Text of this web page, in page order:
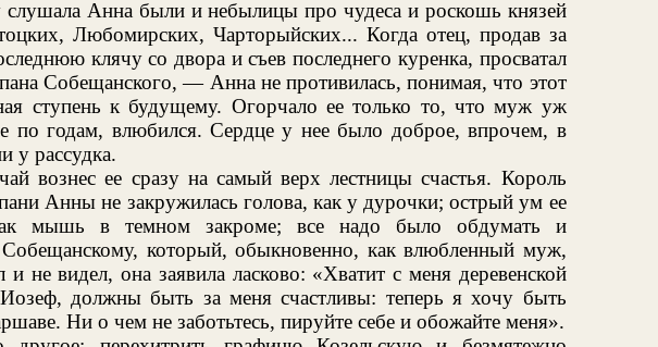
слушала Анна были и небылицы про чудеса и роскошь князей
Любомирских, Чарторыйских... Когда отец, продав за
клячу со двора и съев последнего куренка, просватал
Собещанского, — Анна не противилась, понимая, что этот
ступень к будущему. Огорчало ее только то, что муж уж
по годам, влюбился. Сердце у нее было доброе, впрочем, в
у рассудка.
вознес ее сразу на самый верх лестницы счастья. Король
Анны не закружилась голова, как у дурочки; острый ум ее
мышь в темном закроме; все надо было обдумать и
который, обыкновенно, как влюбленный муж,
и не видел, она заявила ласково: «Хватит с меня деревенской
должны быть за меня счастливы: теперь я хочу быть
Ни о чем не заботьтесь, пируйте себе и обожайте меня».